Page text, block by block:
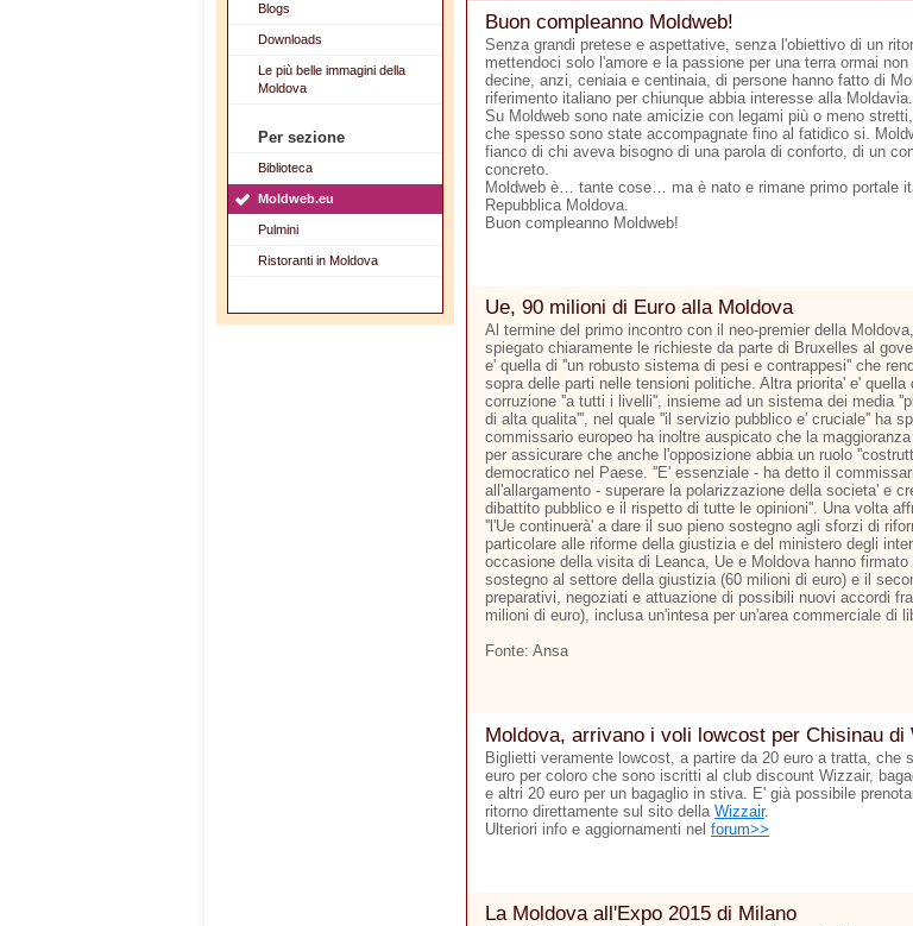
Blogs
Downloads
Le più belle immagini della
Moldova
Per sezione
Biblioteca
Moldweb.eu
Pulmini
Ristoranti in Moldova
Buon compleanno Moldweb!
Senza grandi pretese e aspettative, senza l'obiettivo di un
mettendoci solo l'amore e la passione per una terra ormai
decine, anzi, ceniaia e centinaia, di persone hanno fatto di
riferimento italiano per chiunque abbia interesse alla Moldavia.
Su Moldweb sono nate amicizie con legami più o meno
che spesso sono state accompagnate fino al fatidico si.
fianco di chi aveva bisogno di una parola di conforto, di un
concreto.
Moldweb è… tante cose… ma è nato e rimane primo portale
Repubblica Moldova.
Buon compleanno Moldweb!
Ue, 90 milioni di Euro alla Moldova
Al termine del primo incontro con il neo-premier della
spiegato chiaramente le richieste da parte di Bruxelles al
e' quella di ''un robusto sistema di pesi e contrappesi'' che
sopra delle parti nelle tensioni politiche. Altra priorita' e' quella
corruzione ''a tutti i livelli'', insieme ad un sistema dei media
di alta qualita''', nel quale ''il servizio pubblico e' cruciale'' ha
commissario europeo ha inoltre auspicato che la
per assicurare che anche l'opposizione abbia un ruolo
democratico nel Paese. ''E' essenziale - ha detto il
all'allargamento - superare la polarizzazione della societa' e
dibattito pubblico e il rispetto di tutte le opinioni''. Una volta
''l'Ue continuerà' a dare il suo pieno sostegno agli sforzi di
particolare alle riforme della giustizia e del ministero degli
occasione della visita di Leanca, Ue e Moldova hanno
sostegno al settore della giustizia (60 milioni di euro) e il
preparativi, negoziati e attuazione di possibili nuovi accordi
milioni di euro), inclusa un'intesa per un'area commerciale di
Fonte: Ansa
Moldova, arrivano i voli lowcost per Chisinau di
Biglietti veramente lowcost, a partire da 20 euro a tratta, che
euro per coloro che sono iscritti al club discount Wizzair,
e altri 20 euro per un bagaglio in stiva. E' già possibile
ritorno direttamente sul sito della Wizzair.
Ulteriori info e aggiornamenti nel forum>>
La Moldova all'Expo 2015 di Milano